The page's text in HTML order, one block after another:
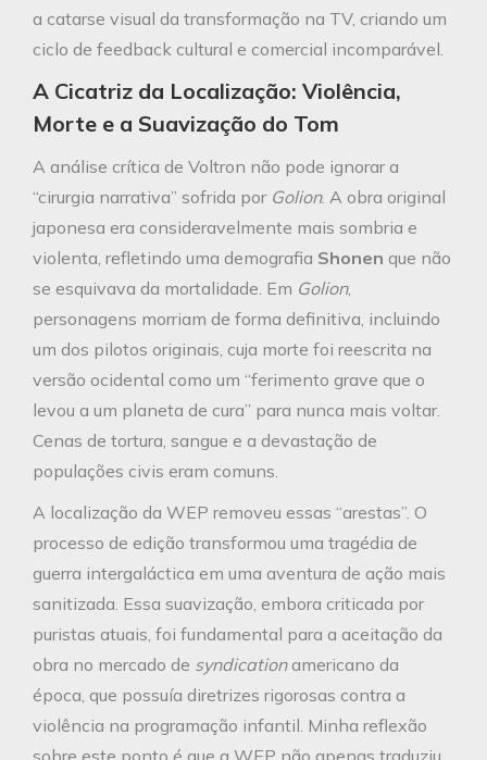
a catarse visual da transformação na TV, criando um
ciclo de feedback cultural e comercial incomparável.
A Cicatriz da Localização: Violência,
Morte e a Suavização do Tom
A análise crítica de Voltron não pode ignorar a
“cirurgia narrativa” sofrida por Golion. A obra original
japonesa era consideravelmente mais sombria e
violenta, refletindo uma demografia Shonen que não
se esquivava da mortalidade. Em Golion,
personagens morriam de forma definitiva, incluindo
um dos pilotos originais, cuja morte foi reescrita na
versão ocidental como um “ferimento grave que o
levou a um planeta de cura” para nunca mais voltar.
Cenas de tortura, sangue e a devastação de
populações civis eram comuns.
A localização da WEP removeu essas “arestas”. O
processo de edição transformou uma tragédia de
guerra intergaláctica em uma aventura de ação mais
sanitizada. Essa suavização, embora criticada por
puristas atuais, foi fundamental para a aceitação da
obra no mercado de syndicationamericano da
época, que possuía diretrizes rigorosas contra a
violência na programação infantil. Minha reflexão